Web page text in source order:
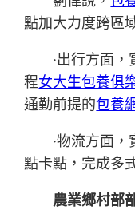
點加大力度跨區
·出行方面
程女大生包養俱
通勤前提的包養
·物流方面，
點卡點，完成多
農業鄉村部